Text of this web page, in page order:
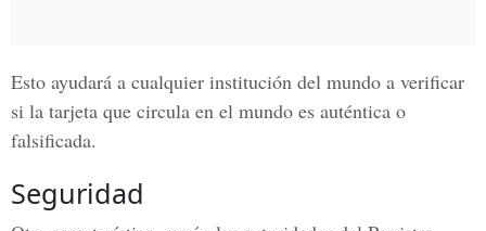
Esto ayudará a cualquier institución del mundo a verificar
si la tarjeta que circula en el mundo es auténtica o
falsificada.
Seguridad